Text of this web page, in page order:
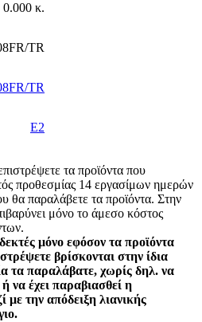
0.000 κ.
TR
TR
E2
τα προϊόντα που
προθεσμίας 14 εργασίμων ημερών
θα παραλάβετε τα προϊόντα. Στην
μόνο το άμεσο κόστος
μόνο εφόσον τα προϊόντα
βρίσκονται στην ίδια
τα παραλάβατε, χωρίς δηλ. να
να έχει παραβιασθεί η
με την απόδειξη λιανικής